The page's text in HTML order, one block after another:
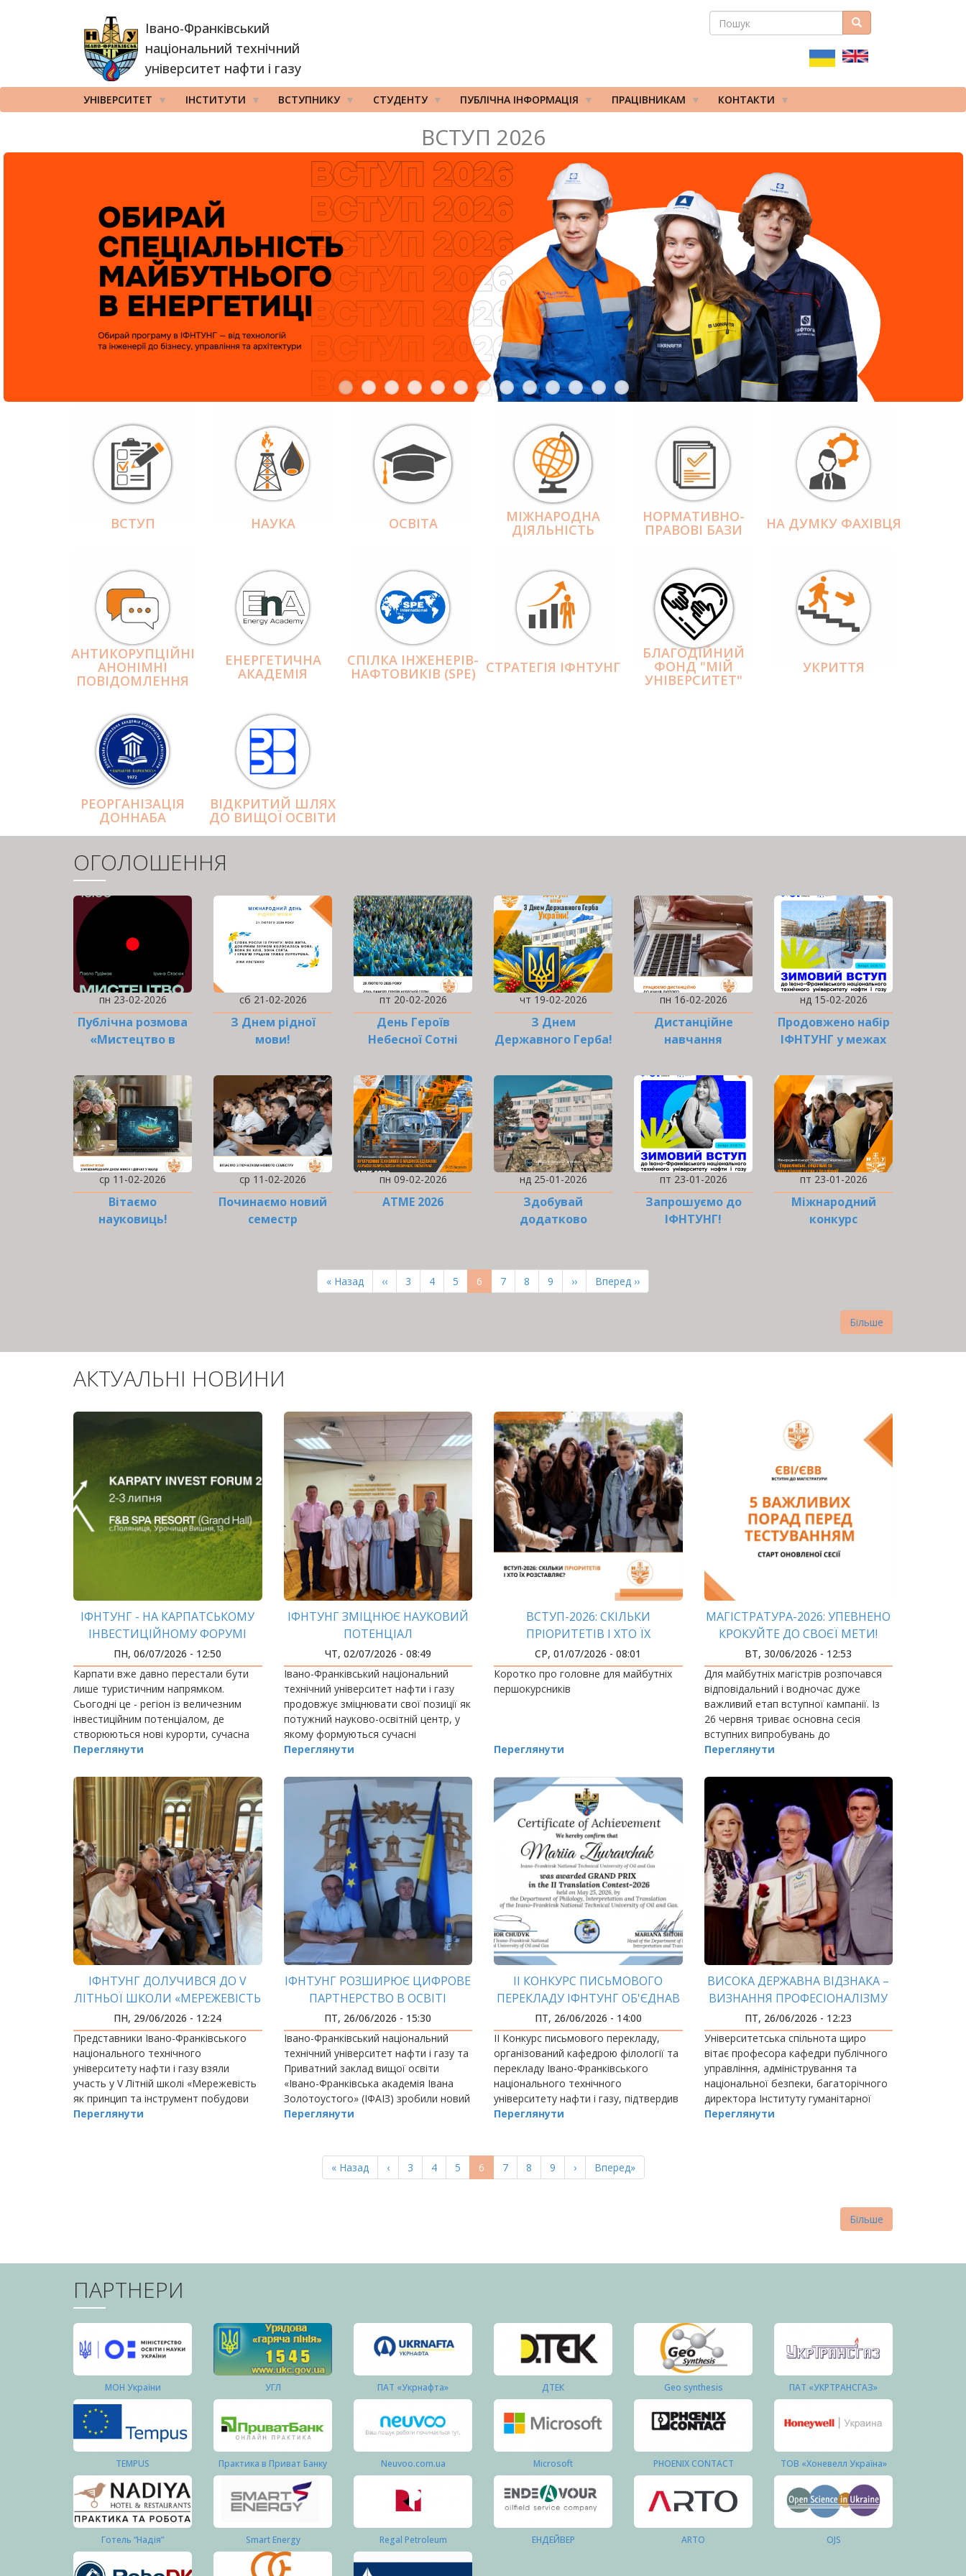
Івано-Франківський
національний технічний
університет нафти і газу
ПОШУКОВА
ПОШУК Пошук
УНІВЕРСИТЕТ ІНСТИТУТИ ВСТУПНИКУ СТУДЕНТУ ПУБЛІЧНА ІНФОРМАЦІЯ ПРАЦІВНИКАМ КОНТАКТИ
ВСТУП 2026
ВСТУП НАУКА ОСВІТА МІЖНАРОДНА
ДІЯЛЬНІCТЬ
НОРМАТИВНО-
ПРАВОВІ БАЗИ НА ДУМКУ ФАХІВЦЯ
АНТИКОРУПЦІЙНІ
АНОНІМНІ
ПОВІДОМЛЕННЯ
ЕНЕРГЕТИЧНА
АКАДЕМІЯ
СПІЛКА ІНЖЕНЕРІВ-
НАФТОВИКІВ (SPE) СТРАТЕГІЯ ІФНТУНГ
БЛАГОДІЙНИЙ
ФОНД "МІЙ
УНІВЕРСИТЕТ"
УКРИТТЯ
РЕОРГАНІЗАЦІЯ
ДОННАБА
ВІДКРИТИЙ ШЛЯХ
ДО ВИЩОЇ ОСВІТИ
ОГОЛОШЕННЯ
пн 23-02-2026
Публічна розмова
«Мистецтво в
сб 21-02-2026
З Днем рідної
мови!
пт 20-02-2026
День Героїв
Небесної Сотні
чт 19-02-2026
З Днем
Державного Герба!
пн 16-02-2026
Дистанційне
навчання
нд 15-02-2026
Продовжено набір
ІФНТУНГ у межах
вступ»
ср 11-02-2026
Вітаємо
науковиць!
ср 11-02-2026
Починаємо новий
семестр
пн 09-02-2026
ATME 2026
нд 25-01-2026
Здобувай
додатково
пт 23-01-2026
Запрошуємо до
ІФНТУНГ!
пт 23-01-2026
Міжнародний
конкурс
Перша
сторінка
« Назад
Попередня
сторінка
‹‹ Page
3 Page
4 Page
5
Поточна
сторінка
6 Page
7 Page
8 Page
9
Наступна
сторінка
››
Остання
сторінка
Вперед ››
Більше
АКТУАЛЬНІ НОВИНИ
ІФНТУНГ - НА КАРПАТСЬКОМУ
ІНВЕСТИЦІЙНОМУ ФОРУМІ
ПН, 06/07/2026 - 12:50
Карпати вже давно перестали бути
лише туристичним напрямком.
Сьогодні це - регіон із величезним
інвестиційним потенціалом, де
створюються нові курорти, сучасна
туристична інфраструктура та
Переглянути
ІФНТУНГ ЗМІЦНЮЄ НАУКОВИЙ
ПОТЕНЦІАЛ
ЧТ, 02/07/2026 - 08:49
Івано-Франківський національний
технічний університет нафти і газу
продовжує зміцнювати свої позиції як
потужний науково-освітній центр, у
якому формуються сучасні
дослідницькі школи, готуються
народжуються ідеї,…
Переглянути
ВСТУП-2026: СКІЛЬКИ
ПРІОРИТЕТІВ І ХТО ЇХ
РОЗСТАВЛЯЄ?
СР, 01/07/2026 - 08:01
Коротко про головне для майбутніх
першокурсників
Переглянути
МАГІСТРАТУРА-2026: УПЕВНЕНО
КРОКУЙТЕ ДО СВОЄЇ МЕТИ!
ВТ, 30/06/2026 - 12:53
Для майбутніх магістрів розпочався
відповідальний і водночас дуже
важливий етап вступної кампанії. Із
26 червня триває основна сесія
вступних випробувань до
магістратури, яка продовжиться до
Переглянути
ІФНТУНГ ДОЛУЧИВСЯ ДО V
ЛІТНЬОЇ ШКОЛИ «МЕРЕЖЕВІСТЬ
ЯК ПРИНЦИП ТА ІНСТРУМЕНТ
ПОБУДОВИ АКАДЕМІЧНОГО
ПАРТНЕРСТВА»
ПН, 29/06/2026 - 12:24
Представники Івано-Франківського
національного технічного
університету нафти і газу взяли
участь у V Літній школі «Мережевість
як принцип та інструмент побудови
академічного партнерства», що
Переглянути
ІФНТУНГ РОЗШИРЮЄ ЦИФРОВЕ
ПАРТНЕРСТВО В ОСВІТІ
ПТ, 26/06/2026 - 15:30
Івано-Франківський національний
технічний університет нафти і газу та
Приватний заклад вищої освіти
«Івано-Франківська академія Івана
Золотоустого» (ІФАІЗ) зробили новий
крок у розвитку співпраці.
Переглянути
ІІ КОНКУРС ПИСЬМОВОГО
ПЕРЕКЛАДУ ІФНТУНГ ОБ'ЄДНАВ
МАЙЖЕ 500 ТВОРЧИХ РОБІТ
ПТ, 26/06/2026 - 14:00
ІІ Конкурс письмового перекладу,
організований кафедрою філології та
перекладу Івано-Франківського
національного технічного
університету нафти і газу, підтвердив
статус престижного майданчика для
Переглянути
ВИСОКА ДЕРЖАВНА ВІДЗНАКА –
ВИЗНАННЯ ПРОФЕСІОНАЛІЗМУ
ТА БАГАТОРІЧНОЇ ПРАЦІ
ПТ, 26/06/2026 - 12:23
Університетська спільнота щиро
вітає професора кафедри публічного
управління, адміністрування та
національної безпеки, багаторічного
директора Інституту гуманітарної
підготовки та державного управління
Переглянути
Перша
сторінка
« Назад
Попередня
сторінка
‹ Page
3 Page
4 Page
5
Поточна
сторінка
6 Page
7 Page
8 Page
9
Наступна
сторінка
›
Остання
сторінка
Вперед»
Більше
ПАРТНЕРИ
МОН України УГЛ ПАТ «Укрнафта» ДТЕК Geo synthesis ПАТ «УКРТРАНСГАЗ»
TEMPUS Практика в Приват Банку Neuvoo.com.ua Microsoft PHOENIX CONTACT ТОВ «Хоневелл Україна»
Готель “Надія” Smart Energy Regal Petroleum ЕНДЕЙВЕР ARTO OJS